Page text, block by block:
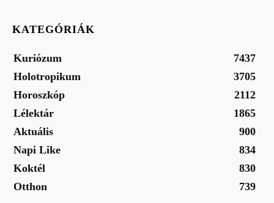
KATEGÓRIÁK
Kuriózum
7437
Holotropikum
3705
Horoszkóp
2112
Lélektár
1865
Aktuális
900
Napi Like
834
Koktél
830
Otthon
739